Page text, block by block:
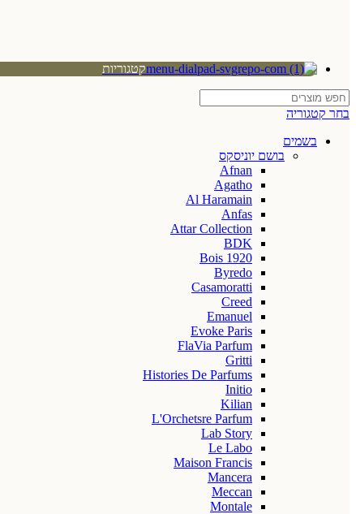
קטגוריות
בחר קטגוריה
בשמים
בושם יוניסקס
Afnan
Agatho
Al Haramain
Anfas
Attar Collection
BDK
Bois 1920
Byredo
Casamoratti
Creed
Emanuel
Evoke Paris
FlaVia Parfum
Gritti
Histories De Parfums
Initio
Kilian
L'Orchetsre Parfum
Lab Story
Le Labo
Maison Francis
Mancera
Meccan
Montale